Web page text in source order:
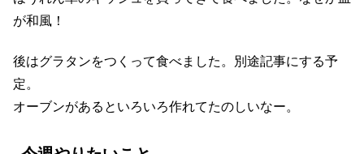
が和風！
後はグラタンをつくって食べました。別途記事にする予
定。
オーブンがあるといろいろ作れてたのしいなー。